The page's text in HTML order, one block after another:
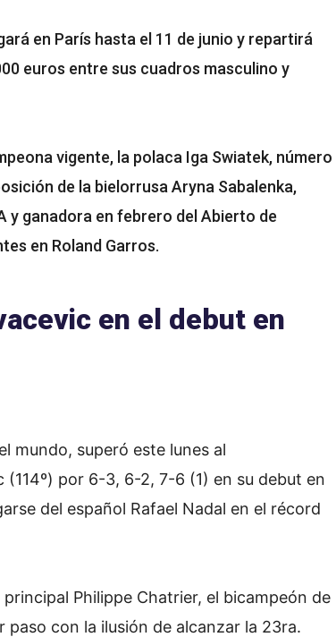
en París hasta el 11 de junio y repartirá
euros entre sus cuadros masculino y
vigente, la polaca Iga Swiatek, número
de la bielorrusa Aryna Sabalenka,
y ganadora en febrero del Abierto de
en Roland Garros.
en el debut en
mundo, superó este lunes al
por 6-3, 6-2, 7-6 (1) en su debut en
del español Rafael Nadal en el récord
Philippe Chatrier, el bicampeón de
paso con la ilusión de alcanzar la 23ra.